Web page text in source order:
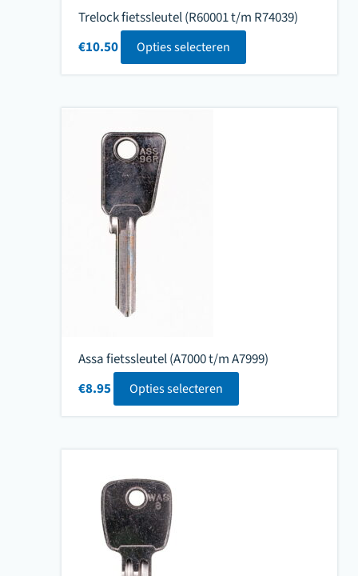
Trelock fietssleutel (R60001 t/m R74039)
€10.50 Opties selecteren
Assa fietssleutel (A7000 t/m A7999)
€8.95 Opties selecteren